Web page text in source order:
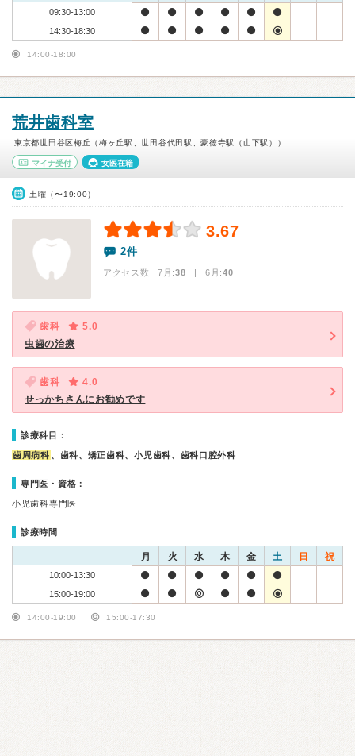
09:30-13:00
14:30-18:30
14:00-18:00
荒井歯科室
東京都世田谷区梅丘（梅ヶ丘駅、世田谷代田駅、豪徳寺駅（山下駅））
マイナ受付 女医在籍
土曜（〜19:00）
3.67
2件
アクセス数 7月:38 | 6月:40
歯科
5.0
虫歯の治療
歯科
4.0
せっかちさんにお勧めです
診療科目：
歯周病科 、歯科、矯正歯科、小児歯科、歯科口腔外科
専門医・資格：
小児歯科専門医
診療時間
月 火 水 木 金 土 日 祝
10:00-13:30
15:00-19:00
14:00-19:00 15:00-17:30